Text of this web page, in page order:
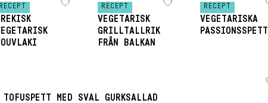
RECEPT RECEPT
VEGETARISK
GRILLTALLRIK
FRÅN BALKAN
RECEPT
VEGETARISKA
PASSIONSSPETT
MED SVAL GURKSALLAD